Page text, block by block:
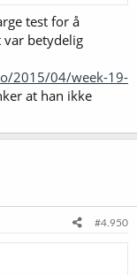
test for å
var betydelig
2015/04/week-19-
at han ikke
#4.950